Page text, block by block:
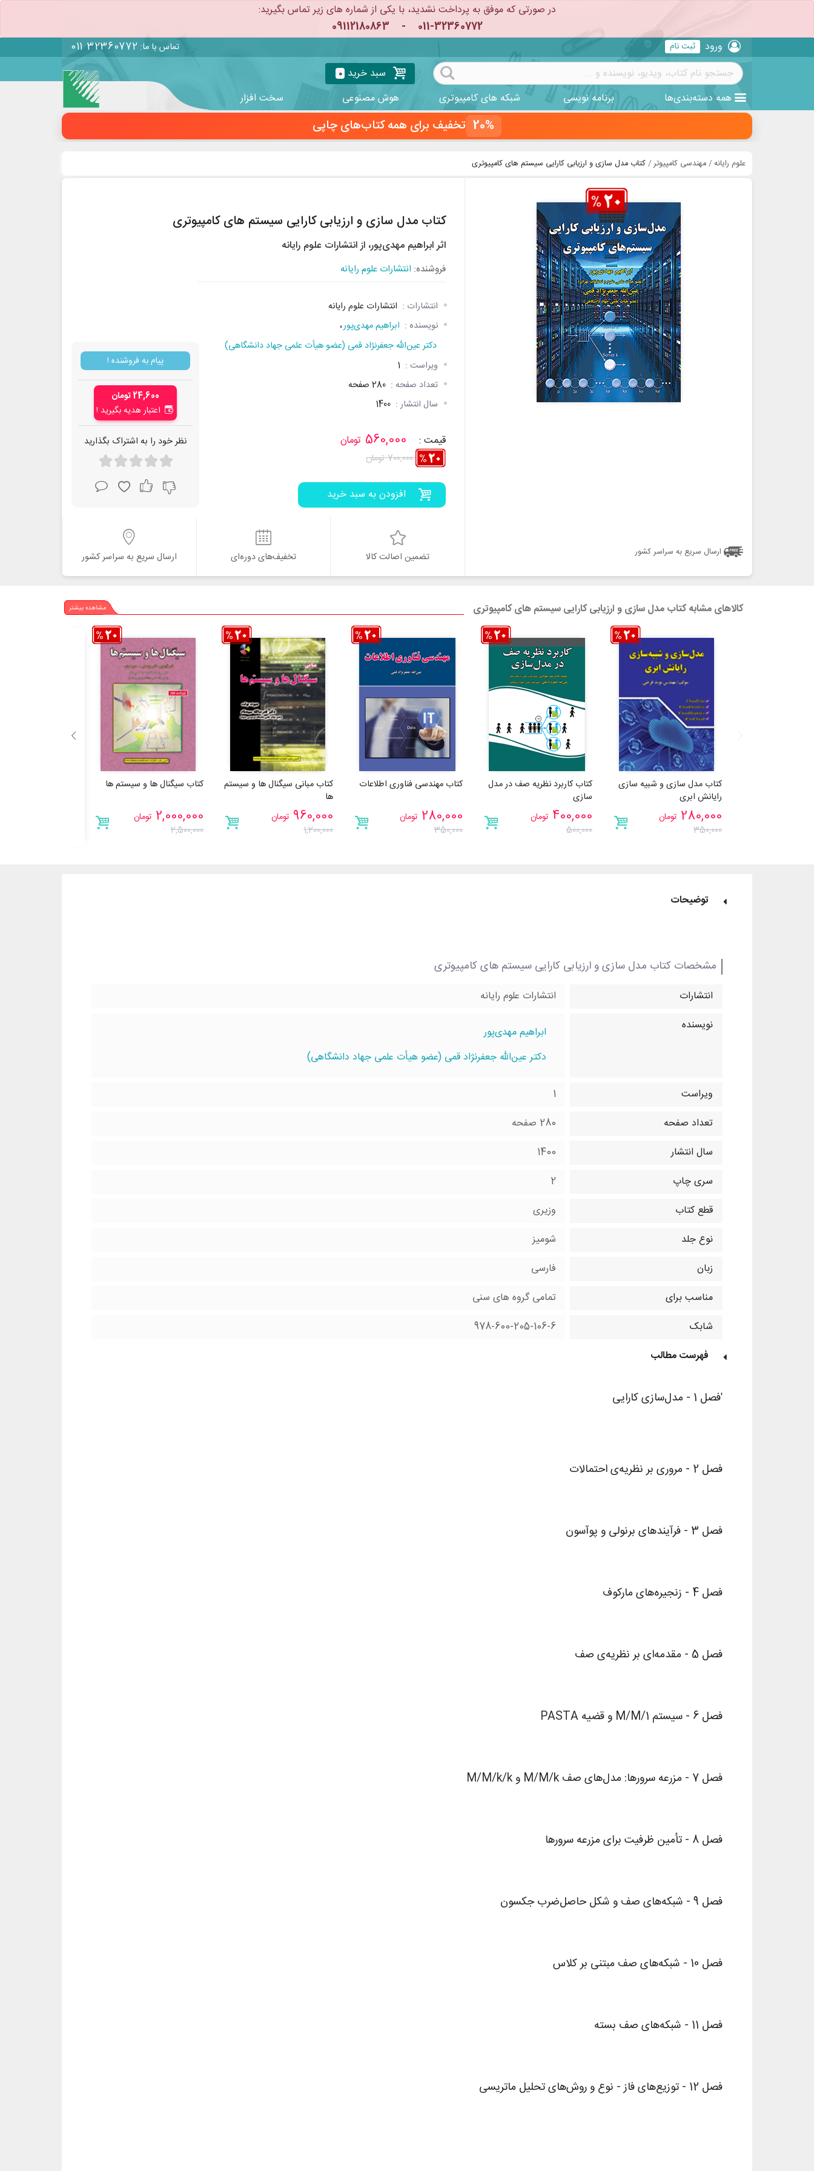
در صورتی که موفق به پرداخت نشدید، با یکی از شماره های زیر تماس بگیرید:
011-32360772
-
09112180863
ثبت نام ورود تماس با ما: 011 32360772
0 سبد خرید
همه دسته‌بندی‌ها برنامه نویسی شبکه های کامپیوتری هوش مصنوعی سخت افزار
20% تخفیف برای همه کتاب‌های چاپی
علوم رایانه مهندسی کامپیوتر کتاب مدل سازی و ارزیابی کارایی سیستم های کامپیوتری
ارسال سریع به سراسر کشور
کتاب مدل سازی و ارزیابی کارایی سیستم های کامپیوتری
اثر ابراهيم مهدی‌پور، از انتشارات علوم رایانه
فروشنده: انتشارات علوم رایانه
انتشارات : انتشارات علوم رایانه
نویسنده : ابراهيم مهدی‌پور،
دکتر عین‌الله جعفرنژاد قمی (عضو هیأت علمی جهاد دانشگاهی)
ویراست : 1
تعداد صفحه : 280 صفحه
سال انتشار : 1400
قیمت : 560,000 تومان
700,000 تومان
افزودن به سبد خرید
پیام به فروشنده !
24,600 تومان
اعتبار هدیه بگیرید !
نظر خود را به اشتراک بگذارید
تضمین اصالت کالا تخفیف‌های دوره‌ای ارسال سریع به سراسر کشور
کالاهای مشابه کتاب مدل سازی و ارزیابی کارایی سیستم های کامپیوتری مشاهده بیشتر
کتاب مدل سازی و شبیه سازی
رایانش ابری
280,000 تومان
350,000
کتاب کاربرد نظریه صف در مدل
سازی
400,000 تومان
500,000
کتاب مهندسی فناوری اطلاعات
280,000 تومان
350,000
کتاب مبانی سیگنال ها و سیستم
ها
960,000 تومان
1,200,000
کتاب سیگنال ها و سیستم ها
2,000,000 تومان
2,500,000
توضیحات
مشخصات کتاب مدل سازی و ارزیابی کارایی سیستم های کامپیوتری
انتشارات
انتشارات علوم رایانه
نویسنده
ابراهيم مهدی‌پور
دکتر عین‌الله جعفرنژاد قمی (عضو هیأت علمی جهاد دانشگاهی)
ویراست
1
تعداد صفحه
280 صفحه
سال انتشار
1400
سری چاپ
2
قطع کتاب
وزیری
نوع جلد
شومیز
زبان
فارسی
مناسب برای
تمامی گروه های سنی
شابک
978-600-205-106-6
فهرست مطالب
'فصل 1 - مدل‌سازی کارایی
فصل 2 - مروری بر نظریه‌ی احتمالات
فصل 3 - فرآیندهای برنولی و پوآسون
فصل 4 - زنجیره‌های مارکوف
فصل 5 - مقدمه‌ای بر نظریه‌ی صف
فصل 6 - سیستم 1/M/M و قضیه PASTA
فصل 7 - مزرعه سرورها: مدل‌های صف M/M/k و M/M/k/k
فصل 8 - تأمین ظرفیت برای مزرعه سرورها
فصل 9 - شبکه‌های صف و شکل حاصل‌ضرب جکسون
فصل 10 - شبکه‌های صف مبتنی بر کلاس
فصل 11 - شبکه‌های صف بسته
فصل 12 - توزیع‌های فاز - نوع و روش‌های تحلیل ماتریسی